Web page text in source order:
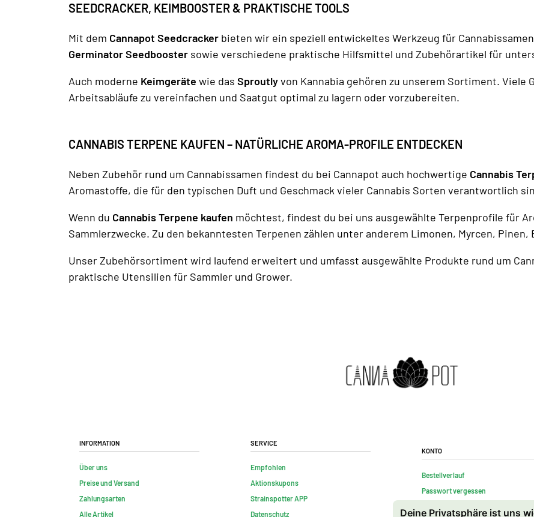
Deine Privatsphäre ist uns
SEEDCRACKER, KEIMBOOSTER & PRAKTISCHE TOOLS
Mit dem Cannapot Seedcracker bieten wir ein speziell entwickeltes Werkzeug für
Germinator Seedbooster sowie verschiedene praktische Hilfsmittel und Zubehörartikel für
Auch moderne Keimgeräte wie das Sproutlyvon Kannabia gehören zu unserem Sortiment. Viele
Arbeitsabläufe zu vereinfachen und Saatgut optimal zu lagern oder vorzubereiten.
CANNABIS TERPENE KAUFEN – NATÜRLICHE AROMA-PROFILE ENTDECKEN
Neben Zubehör rund um Cannabissamen findest du bei Cannapot auch hochwertige Cannabis
Aromastoffe, die für den typischen Duft und Geschmack vieler Cannabis Sorten verantwortlich
Wenn du Cannabis Terpene kaufen möchtest, findest du bei uns ausgewählte Terpenprofile für
Sammlerzwecke. Zu den bekanntesten Terpenen zählen unter anderem Limonen, Myrcen, Pinen,
Unser Zubehörsortiment wird laufend erweitert und umfasst ausgewählte Produkte rund um
praktische Utensilien für Sammler und Grower.
Information
Über uns
Preise und Versand
Zahlungsarten
Alle Artikel
Service
Empfohlen
Aktionskupons
Strainspotter APP
Datenschutz
Konto
Bestellverlauf
Passwort vergessen